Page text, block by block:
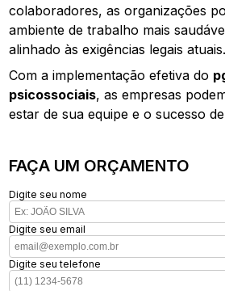
colaboradores, as organizações
ambiente de trabalho mais
alinhado às exigências legais atuais.
Com a implementação efetiva do
psicossociais, as empresas
estar de sua equipe e o sucesso
FAÇA UM ORÇAMENTO
Digite seu nome
Digite seu email
Digite seu telefone